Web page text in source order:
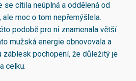
se cítila neúplná a oddělená od
moc o tom nepřemýšlela.
podobě pro ni znamenala větší
mužská energie obnovovala a
záblesk pochopení, že důležitý je
celku.